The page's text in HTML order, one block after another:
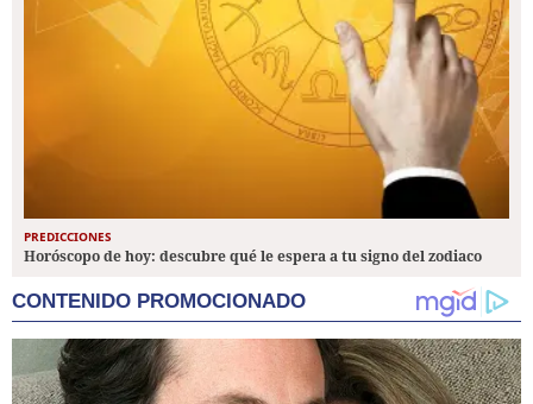
PREDICCIONES
Horóscopo de hoy: descubre qué le espera a tu signo del zodiaco
CONTENIDO PROMOCIONADO